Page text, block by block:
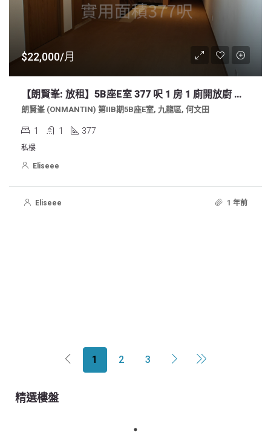
$22,000/月
【朗賢峯: 放租】5B座E室 377 呎 1 房 1 廁開放廚 全新單位放租 $22,000
朗賢峯 (ONMANTIN) 第IIB期5B座E室, 九龍區, 何文田
1 1 377
私樓
Eliseee
Eliseee 1 年前
1 2 3
精選樓盤